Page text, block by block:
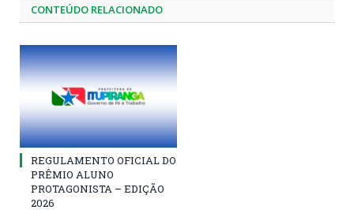
CONTEÚDO RELACIONADO
REGULAMENTO OFICIAL DO
PRÊMIO ALUNO
PROTAGONISTA – EDIÇÃO
2026